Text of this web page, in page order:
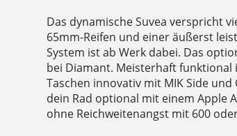
Das dynamische Suvea verspricht
65mm-Reifen und einer äußerst
System ist ab Werk dabei. Das
bei Diamant. Meisterhaft funktional
Taschen innovativ mit MIK Side
dein Rad optional mit einem Apple
ohne Reichweitenangst mit 600